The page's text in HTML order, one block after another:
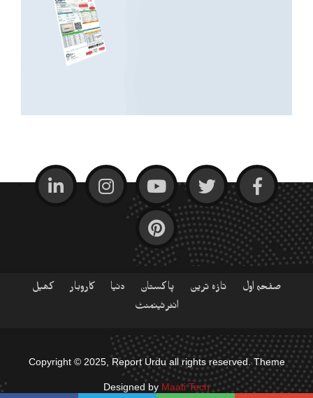
صفحہ اول تازہ ترین پاکستان دنیا کاروبار
کھیل
انٹرٹینمنٹ
Copyright © 2025, Report Urdu all rights reserved. Theme
Designed by Maati Tech